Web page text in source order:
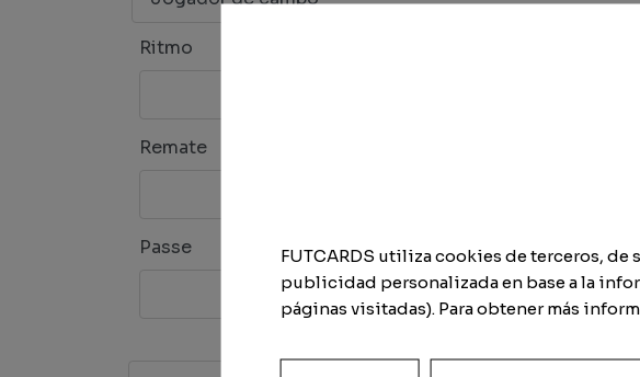
Ritmo
Remate
Passe Físico
FUTCARDS utiliza cookies de terceros,
publicidad personalizada en base a la
páginas visitadas). Para obtener más